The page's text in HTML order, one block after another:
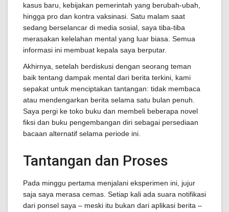
kasus baru, kebijakan pemerintah yang berubah-ubah,
hingga pro dan kontra vaksinasi. Satu malam saat
sedang berselancar di media sosial, saya tiba-tiba
merasakan kelelahan mental yang luar biasa. Semua
informasi ini membuat kepala saya berputar.
Akhirnya, setelah berdiskusi dengan seorang teman
baik tentang dampak mental dari berita terkini, kami
sepakat untuk menciptakan tantangan: tidak membaca
atau mendengarkan berita selama satu bulan penuh.
Saya pergi ke toko buku dan membeli beberapa novel
fiksi dan buku pengembangan diri sebagai persediaan
bacaan alternatif selama periode ini.
Tantangan dan Proses
Pada minggu pertama menjalani eksperimen ini, jujur
saja saya merasa cemas. Setiap kali ada suara notifikasi
dari ponsel saya – meski itu bukan dari aplikasi berita –